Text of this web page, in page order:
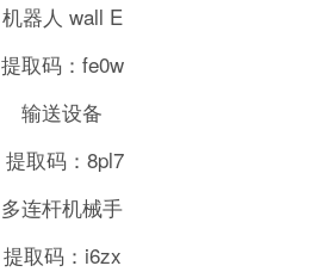
机器人 wall E
提取码：fe0w
输送设备
提取码：8pl7
多连杆机械手
提取码：i6zx